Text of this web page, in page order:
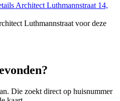
Architect Luthmannstraat 14,
Luthmannstraat voor deze
Die zoekt direct op huisnummer